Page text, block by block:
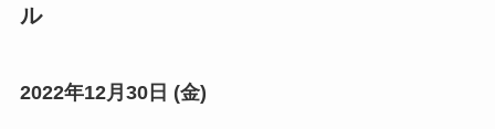
ル
2022年12月30日 (金)